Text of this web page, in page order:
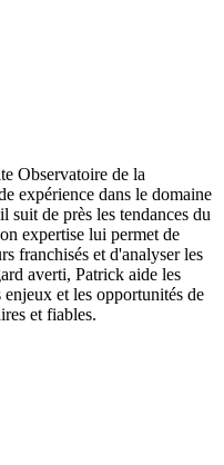
Observatoire de la
expérience dans le domaine
suit de près les tendances du
expertise lui permet de
franchisés et d'analyser les
averti, Patrick aide les
et les opportunités de
et fiables.